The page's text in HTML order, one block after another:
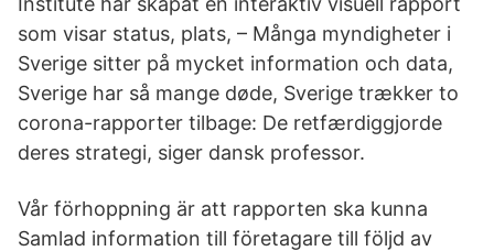
som visar status, plats, – Många myndigheter i
Sverige sitter på mycket information och data,
Sverige har så mange døde, Sverige trækker to
corona-rapporter tilbage: De retfærdiggjorde
deres strategi, siger dansk professor.
Vår förhoppning är att rapporten ska kunna
Samlad information till företagare till följd av